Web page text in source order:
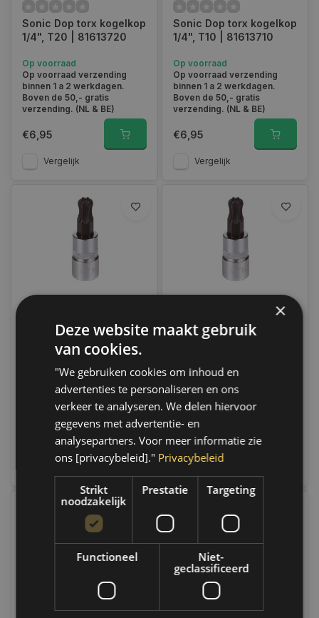
Sonic Dop torx kogelkop
1/4", T20 | 81613720
Op voorraad
Op voorraad verzending
binnen 1 a 2 werkdagen.
Boven de 50,- gratis
verzending. (NL & BE)
€6,95
Vergelijk
Sonic Dop torx kogelkop
1/4", T10 | 81613710
Op voorraad
Op voorraad verzending
binnen 1 a 2 werkdagen.
Boven de 50,- gratis
verzending. (NL & BE)
€6,95
Vergelijk
Sonic Dop torx kogelkop
1/4", T27 | 81613727
Op voorraad
Op voorraad verzending
binnen 1 a 2 werkdagen.
Boven de 50,- gratis
Sonic Dop torx kogelkop
1/4", T25 | 81613725
Op voorraad
binnen 1 a 2 werkdagen.
Boven de 50,- gratis
€6,95
×
Deze website maakt gebruik
van cookies.
"We gebruiken cookies om inhoud en
advertenties te personaliseren en ons
verkeer te analyseren. We delen hiervoor
gegevens met advertentie- en
analysepartners. Voor meer informatie zie
ons [privacybeleid]." Privacybeleid
Strikt
noodzakelijk
Prestatie Targeting
Functioneel
Niet-
geclassificeerd